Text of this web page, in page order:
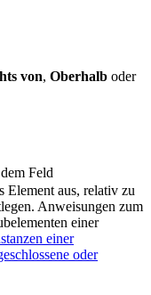
von, Oberhalb oder
Feld
Element aus, relativ zu
Anweisungen zum
einer
einer
oder